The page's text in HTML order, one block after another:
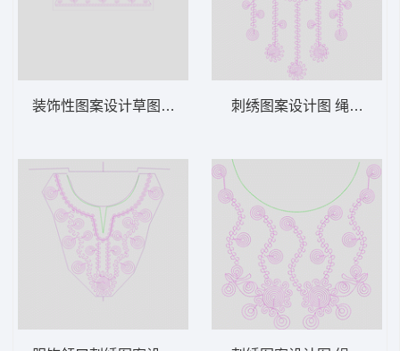
装饰性图案设计草图 绳绣 盘带 链目绣 特种刺绣图案设计图 绳绣 盘带